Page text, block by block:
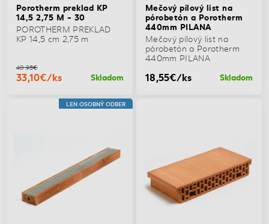
Porotherm preklad KP
14,5 2,75 M - 30
POROTHERM PREKLAD
KP 14,5 cm 2,75 m
40,98€
33,10€/ks Skladom
Mečový pílový list na
pórobetón a Porotherm
440mm PILANA
Mečový pílový list na
pórobetón a Porotherm
440mm PILANA
18,55€/ks Skladom
LEN OSOBNÝ ODBER